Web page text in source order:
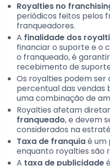
Royalties no
periódicos feitos pelos
franqueadores.
A finalidade dos
financiar o suporte e o
o franqueado, é
recebimento de
Os royalties podem
percentual das vendas
uma combinação de
Royalties afetam
franqueado, e devem
considerados na
Taxa de franquiaé um
enquanto royalties são
A taxa de publicidade